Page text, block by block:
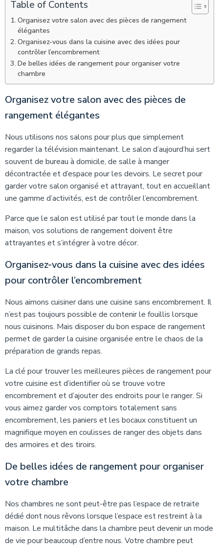
Table of Contents
Organisez votre salon avec des pièces de rangement
élégantes
Organisez-vous dans la cuisine avec des idées pour
contrôler l’encombrement
De belles idées de rangement pour organiser votre
chambre
Organisez votre salon avec des pièces de
rangement élégantes
Nous utilisons nos salons pour plus que simplement
regarder la télévision maintenant. Le salon d’aujourd’hui sert
souvent de bureau à domicile, de salle à manger
décontractée et d’espace pour les devoirs. Le secret pour
garder votre salon organisé et attrayant, tout en accueillant
une gamme d’activités, est de contrôler l’encombrement.
Parce que le salon est utilisé par tout le monde dans la
maison, vos solutions de rangement doivent être
attrayantes et s’intégrer à votre décor.
Organisez-vous dans la cuisine avec des idées
pour contrôler l’encombrement
Nous aimons cuisiner dans une cuisine sans encombrement. Il
n’est pas toujours possible de contenir le fouillis lorsque
nous cuisinons. Mais disposer du bon espace de rangement
permet de garder la cuisine organisée entre le chaos de la
préparation de grands repas.
La clé pour trouver les meilleures pièces de rangement pour
votre cuisine est d’identifier où se trouve votre
encombrement et d’ajouter des endroits pour le ranger. Si
vous aimez garder vos comptoirs totalement sans
encombrement, les paniers et les bocaux constituent un
magnifique moyen en coulisses de ranger des objets dans
des armoires et des tiroirs.
De belles idées de rangement pour organiser
votre chambre
Nos chambres ne sont peut-être pas l’espace de retraite
dédié dont nous rêvons lorsque l’espace est restreint à la
maison. Le multitâche dans la chambre peut devenir un mode
de vie pour beaucoup d’entre nous. Votre chambre peut